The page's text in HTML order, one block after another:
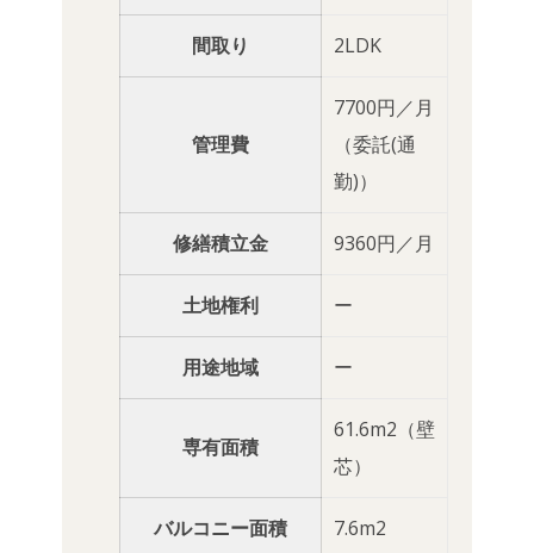
間取り 2LDK
管理費
7700円／月
（委託(通
勤)）
修繕積立金 9360円／月
土地権利 ー
用途地域 ー
専有面積
61.6m2（壁
芯）
バルコニー面積 7.6m2